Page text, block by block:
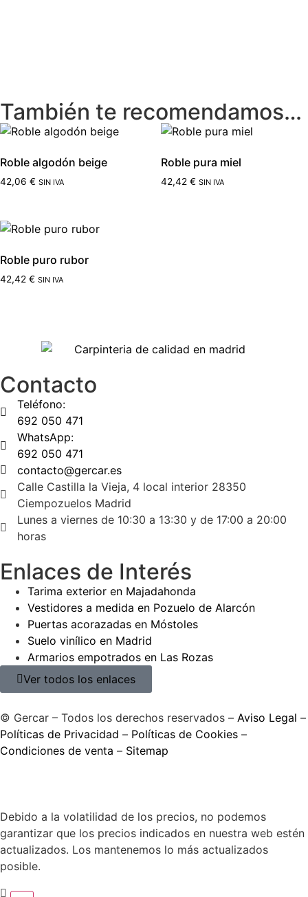
También te recomendamos…
Roble algodón beige
42,06 € SIN IVA
Roble pura miel
42,42 € SIN IVA
Roble puro rubor
42,42 € SIN IVA
Contacto
Teléfono:
692 050 471
WhatsApp:
692 050 471
contacto@gercar.es
Calle Castilla la Vieja, 4 local interior 28350
Ciempozuelos Madrid
Lunes a viernes de 10:30 a 13:30 y de 17:00 a 20:00
horas
Enlaces de Interés
Tarima exterior en Majadahonda
Vestidores a medida en Pozuelo de Alarcón
Puertas acorazadas en Móstoles
Suelo vinílico en Madrid
Armarios empotrados en Las Rozas
Ver todos los enlaces
© Gercar – Todos los derechos reservados – Aviso Legal –
Políticas de Privacidad – Políticas de Cookies –
Condiciones de venta – Sitemap
Debido a la volatilidad de los precios, no podemos
garantizar que los precios indicados en nuestra web estén
actualizados. Los mantenemos lo más actualizados
posible.